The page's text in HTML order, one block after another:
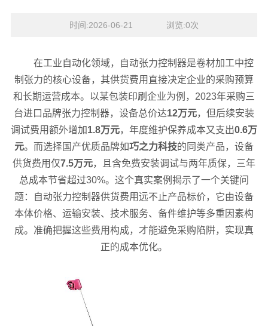
时间:2026-06-21    浏览:0次
在工业自动化领域，自动张力控制器是卷材加工中控
制张力的核心设备，其供货费用直接决定企业的采购预算
和长期运营成本。以某包装印刷企业为例，2023年采购三
台进口品牌张力控制器，设备总价达12万元，但后续安装
调试费用额外增加1.8万元，年度维护保养成本又支出0.6万
元。而选择国产优质品牌如巧之力科技的同类产品，设备
供货费用仅7.5万元，且含免费安装调试与两年质保，三年
总成本节省超过30%。这个真实案例揭示了一个关键问
题：自动张力控制器供货费用远不止产品标价，它由设备
本体价格、运输安装、技术服务、备件维护等多重因素构
成。准确把握这些费用构成，才能避免采购陷阱，实现真
正的成本优化。